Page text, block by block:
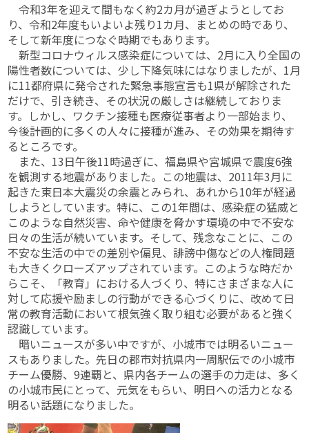
令和3年を迎えて間もなく約2カ月が過ぎようとしてお
り、令和2年度もいよいよ残り1カ月、まとめの時であり、
そして新年度につなぐ時期でもあります。
新型コロナウィルス感染症については、2月に入り全国の
陽性者数については、少し下降気味にはなりましたが、1月
に11都府県に発令された緊急事態宣言も1県が解除された
だけで、引き続き、その状況の厳しさは継続しておりま
す。しかし、ワクチン接種も医療従事者より一部始まり、
今後計画的に多くの人々に接種が進み、その効果を期待す
るところです。
また、13日午後11時過ぎに、福島県や宮城県で震度6強
を観測する地震がありました。この地震は、2011年3月に
起きた東日本大震災の余震とみられ、あれから10年が経過
しようとしています。特に、この1年間は、感染症の猛威と
このような自然災害、命や健康を脅かす環境の中で不安な
日々の生活が続いています。そして、残念なことに、この
不安な生活の中での差別や偏見、誹謗中傷などの人権問題
も大きくクローズアップされています。このような時だか
らこそ、「教育」における人づくり、特にさまざまな人に
対して応援や励ましの行動ができる心づくりに、改めて日
常の教育活動において根気強く取り組む必要があると強く
認識しています。
暗いニュースが多い中ですが、小城市では明るいニュー
スもありました。先日の郡市対抗県内一周駅伝での小城市
チーム優勝、9連覇と、県内各チームの選手の力走は、多く
の小城市民にとって、元気をもらい、明日への活力となる
明るい話題になりました。